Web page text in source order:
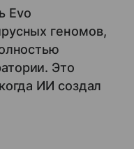
Evo
геномов,
Это
ИИ создал